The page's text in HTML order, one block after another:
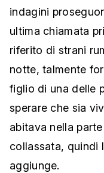
indagini
ultima chiamata
riferito di strani
notte, talmente
figlio di una delle
sperare che sia
abitava nella
collassata, quindi
aggiunge.